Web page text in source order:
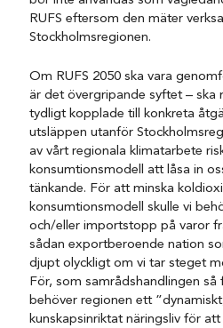
RUFS eftersom den mäter
Stockholmsregionen.
Om RUFS 2050 ska vara
är det övergripande syftet – ska
tydligt kopplade till konkreta
utsläppen utanför
av vårt regionala klimatarbete
konsumtionsmodell att låsa in
tänkande. För att minska
konsumtionsmodell skulle vi
och/eller importstopp på varor
sådan exportberoende nation
djupt olyckligt om vi tar steget
För, som samrådshandlingen så
behöver regionen ett
kunskapsinriktat näringsliv för att